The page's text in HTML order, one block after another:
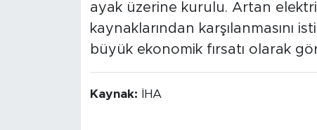
ayak üzerine kurulu. Artan
kaynaklarından karşılanmasını
büyük ekonomik fırsatı olarak
Kaynak: İHA